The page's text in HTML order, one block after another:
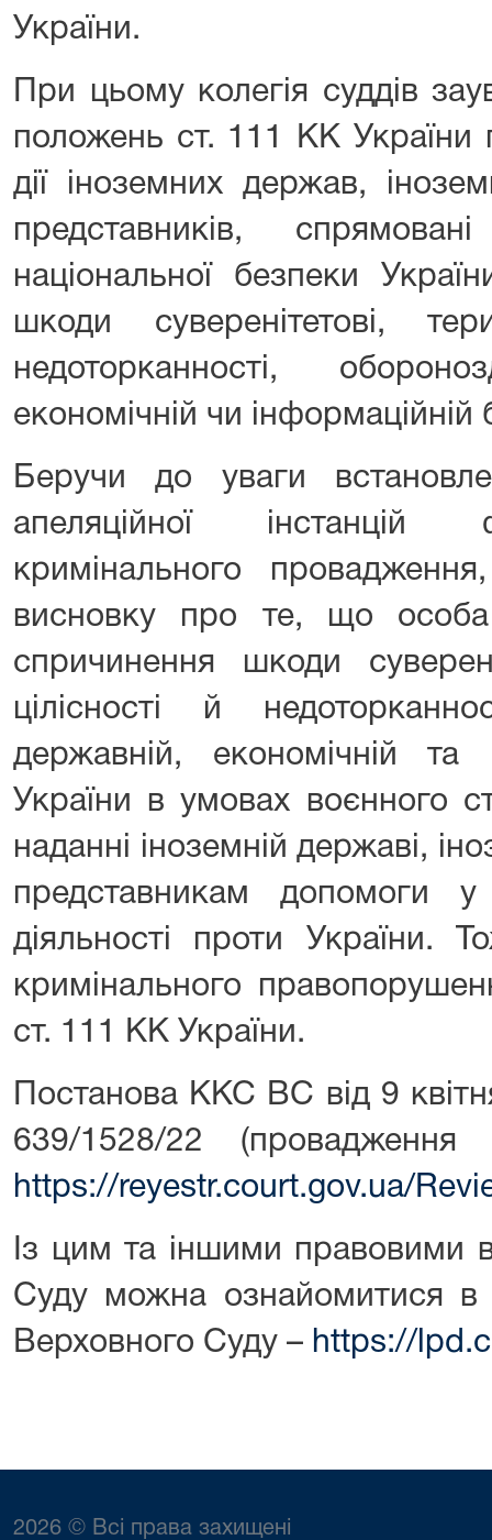
України.
При цьому колегія суддів
положень ст. 111 КК України
дії іноземних держав,
представників,
національної безпеки
шкоди суверенітетові,
недоторканності,
економічній чи інформаційній
Беручи до уваги
апеляційної інстанцій
кримінального
висновку про те, що
спричинення шкоди
цілісності й
державній, економічній та
України в умовах воєнного
наданні іноземній державі,
представникам допомоги у
діяльності проти України.
кримінального
ст. 111 КК України.
Постанова ККС ВС від 9
639/1528/22
https://reyestr.court.gov.ua/
Із цим та іншими правовими
Суду можна ознайомитися в
Верховного Суду – https://
2026 © Всі права захищені